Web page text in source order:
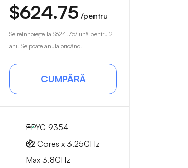
$624.75 /pentru
Se reînnoiește la $624.75/lună pentru 2
ani. Se poate anula oricând.
CUMPĂRĂ
EPYC 9354
32 Cores x 3.25GHz
Max 3.8GHz